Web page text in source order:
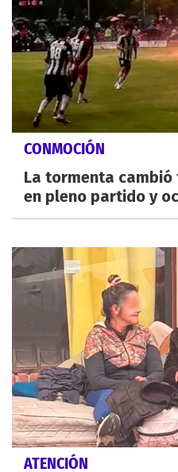
CONMOCIÓN
La tormenta cambió
en pleno partido y
ATENCIÓN